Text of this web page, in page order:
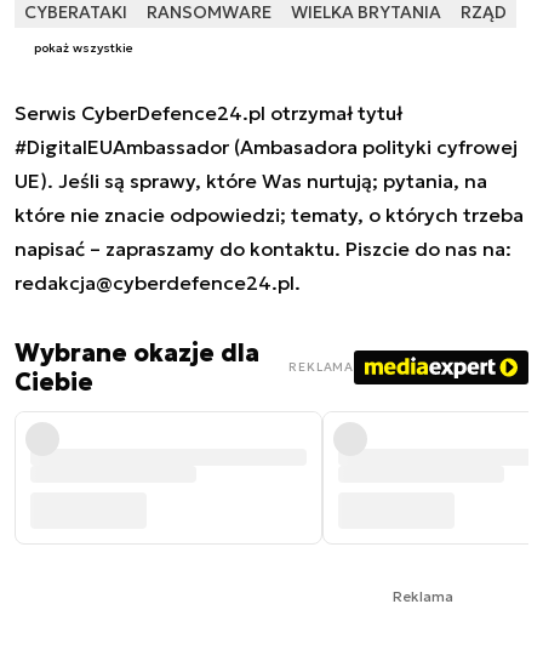
CYBERATAKI RANSOMWARE WIELKA BRYTANIA RZĄD
pokaż wszystkie
Serwis CyberDefence24.pl otrzymał tytuł
#DigitalEUAmbassador (Ambasadora polityki cyfrowej
UE). Jeśli są sprawy, które Was nurtują; pytania, na
które nie znacie odpowiedzi; tematy, o których trzeba
napisać – zapraszamy do kontaktu. Piszcie do nas na:
redakcja@cyberdefence24.pl.
Wybrane okazje dla
Ciebie
REKLAMA
Reklama